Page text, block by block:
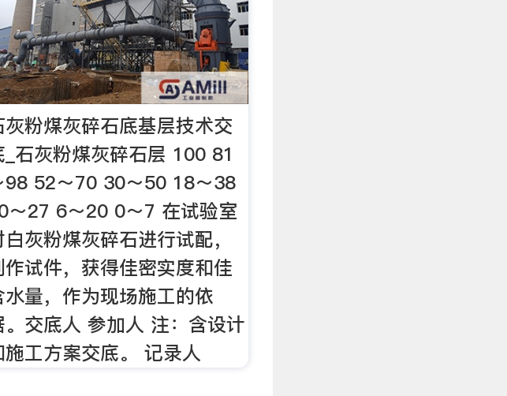
灰粉煤灰碎石底基层技术交
_石灰粉煤灰碎石层 100 81
98 52～70 30～50 18～38
～27 6～20 0～7 在试验室
灰粉煤灰碎石进行试配，
作试件，获得佳密实度和佳
水量，作为现场施工的依
。交底人 参加人 注：含设计
施工方案交底。 记录人